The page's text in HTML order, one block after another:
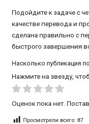
Подойдите к задаче с
качестве перевода и
сделана правильно с
быстрого завершения
Насколько публикация
Нажмите на звезду,
Оценок пока нет.
Просмотрели всего: 87